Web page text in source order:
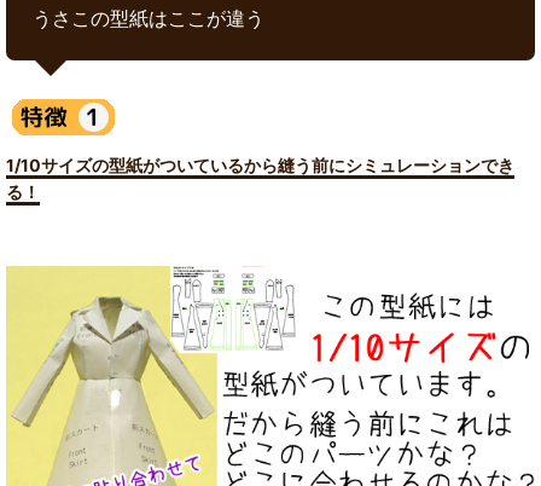
うさこの型紙はここが違う
1/10サイズの型紙がついているから縫う前にシミュレーションでき
る！